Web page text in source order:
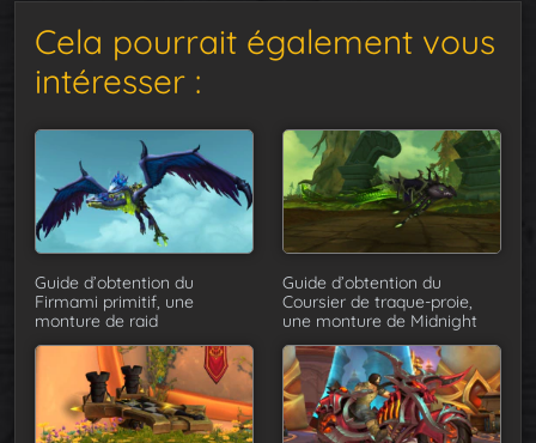
Cela pourrait également vous
intéresser :
Guide d’obtention du
Firmami primitif, une
monture de raid
Guide d’obtention du
Coursier de traque-proie,
une monture de Midnight